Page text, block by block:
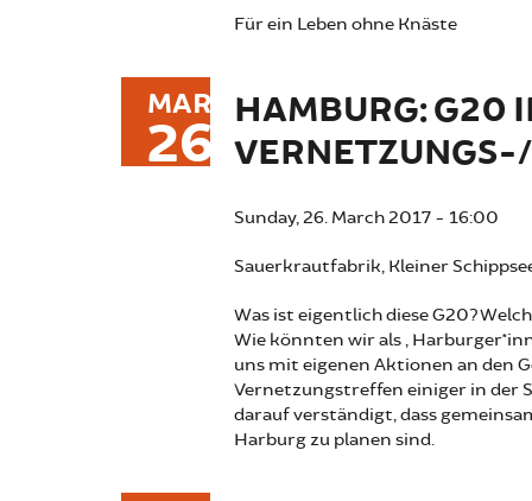
Für ein Leben ohne Knäste
MAR
26 HAMBURG: G20
Sunday, 26. March 2017 - 16:00
Sauerkrautfabrik, Kleiner
Was ist eigentlich diese G20?
Wie könnten wir als
uns mit eigenen Aktionen an den
Vernetzungstreffen einiger in der
darauf verständigt, dass
Harburg zu planen sind.